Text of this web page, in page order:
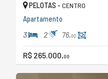
PELOTAS - CENTRO
Apartamento
3 2 76,00
R$ 265.000,00